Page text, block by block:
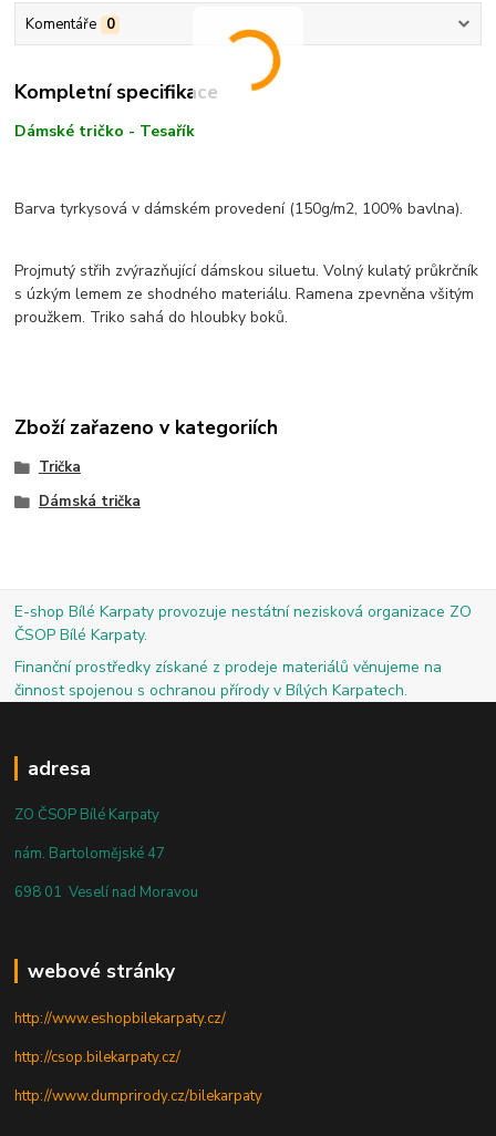
Komentáře 0
Kompletní specifikace
Dámské tričko - Tesařík
Barva tyrkysová v dámském provedení (150g/m2, 100% bavlna).
Projmutý střih zvýrazňující dámskou siluetu. Volný kulatý průkrčník
s úzkým lemem ze shodného materiálu. Ramena zpevněna všitým
proužkem. Triko sahá do hloubky boků.
Zboží zařazeno v kategoriích
Trička
Dámská trička
E-shop Bílé Karpaty provozuje nestátní nezisková organizace ZO
ČSOP Bílé Karpaty.
Finanční prostředky získané z prodeje materiálů věnujeme na
činnost spojenou s ochranou přírody v Bílých Karpatech.
adresa
ZO ČSOP Bílé Karpaty
nám. Bartolomějské 47
698 01 Veselí nad Moravou
webové stránky
http://www.eshopbilekarpaty.cz/
http://csop.bilekarpaty.cz/
http://www.dumprirody.cz/bilekarpaty